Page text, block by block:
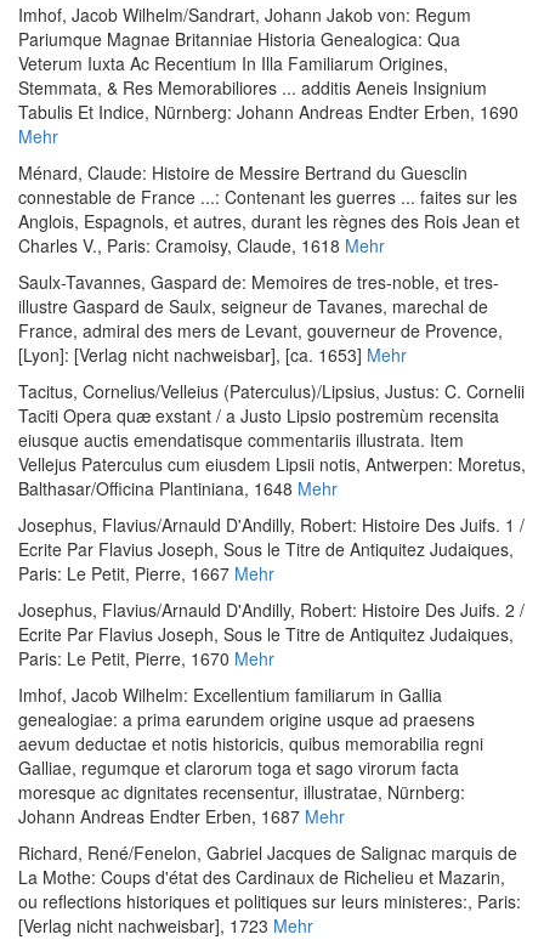
Imhof, Jacob Wilhelm/Sandrart, Johann Jakob von: Regum
Pariumque Magnae Britanniae Historia Genealogica: Qua
Veterum Iuxta Ac Recentium In Illa Familiarum Origines,
Stemmata, & Res Memorabiliores ... additis Aeneis Insignium
Tabulis Et Indice, Nürnberg: Johann Andreas Endter Erben, 1690
Mehr
Ménard, Claude: Histoire de Messire Bertrand du Guesclin
connestable de France ...: Contenant les guerres ... faites sur les
Anglois, Espagnols, et autres, durant les règnes des Rois Jean et
Charles V., Paris: Cramoisy, Claude, 1618 Mehr
Saulx-Tavannes, Gaspard de: Memoires de tres-noble, et tres-
illustre Gaspard de Saulx, seigneur de Tavanes, marechal de
France, admiral des mers de Levant, gouverneur de Provence,
[Lyon]: [Verlag nicht nachweisbar], [ca. 1653] Mehr
Tacitus, Cornelius/Velleius (Paterculus)/Lipsius, Justus: C. Cornelii
Taciti Opera quæ exstant / a Justo Lipsio postremùm recensita
eiusque auctis emendatisque commentariis illustrata. Item
Vellejus Paterculus cum eiusdem Lipsii notis, Antwerpen: Moretus,
Balthasar/Officina Plantiniana, 1648 Mehr
Josephus, Flavius/Arnauld D'Andilly, Robert: Histoire Des Juifs. 1 /
Ecrite Par Flavius Joseph, Sous le Titre de Antiquitez Judaiques,
Paris: Le Petit, Pierre, 1667 Mehr
Josephus, Flavius/Arnauld D'Andilly, Robert: Histoire Des Juifs. 2 /
Ecrite Par Flavius Joseph, Sous le Titre de Antiquitez Judaiques,
Paris: Le Petit, Pierre, 1670 Mehr
Imhof, Jacob Wilhelm: Excellentium familiarum in Gallia
genealogiae: a prima earundem origine usque ad praesens
aevum deductae et notis historicis, quibus memorabilia regni
Galliae, regumque et clarorum toga et sago virorum facta
moresque ac dignitates recensentur, illustratae, Nürnberg:
Johann Andreas Endter Erben, 1687 Mehr
Richard, René/Fenelon, Gabriel Jacques de Salignac marquis de
La Mothe: Coups d'état des Cardinaux de Richelieu et Mazarin,
ou reflections historiques et politiques sur leurs ministeres:, Paris:
[Verlag nicht nachweisbar], 1723 Mehr